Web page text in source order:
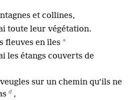
et collines,
toute leur végétation.
fleuves en îles *
les étangs couverts de
sur un chemin qu’ils ne
d ,